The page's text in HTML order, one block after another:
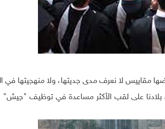
مقاييس لا نعرف مدى جديتها، ولا منهجيتها في
بلادنا على لقب الأكثر مساعدة في توظيف "جيش"